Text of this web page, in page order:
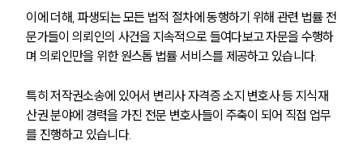
이에 더해, 파생되는 모든 법적 절차에 동행하기 위해 관련 법률 전
문가들이 의뢰인의 사건을 지속적으로 들여다보고 자문을 수행하
며 의뢰인만을 위한 원스톱 법률 서비스를 제공하고 있습니다.
특히 저작권소송에 있어서 변리사 자격증 소지 변호사 등 지식재
산권 분야에 경력을 가진 전문 변호사들이 주축이 되어 직접 업무
를 진행하고 있습니다.